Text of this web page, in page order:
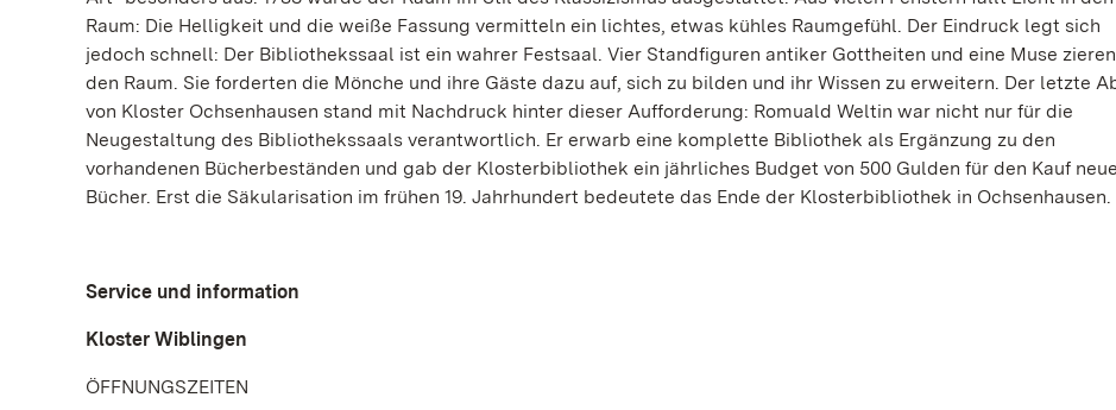
Raum: Die Helligkeit und die weiße Fassung vermitteln ein lichtes, etwas kühles Raumgefühl. Der Eindruck legt sich
jedoch schnell: Der Bibliothekssaal ist ein wahrer Festsaal. Vier Standfiguren antiker Gottheiten und eine Muse zieren
den Raum. Sie forderten die Mönche und ihre Gäste dazu auf, sich zu bilden und ihr Wissen zu erweitern. Der letzte
von Kloster Ochsenhausen stand mit Nachdruck hinter dieser Aufforderung: Romuald Weltin war nicht nur für die
Neugestaltung des Bibliothekssaals verantwortlich. Er erwarb eine komplette Bibliothek als Ergänzung zu den
vorhandenen Bücherbeständen und gab der Klosterbibliothek ein jährliches Budget von 500 Gulden für den Kauf
Bücher. Erst die Säkularisation im frühen 19. Jahrhundert bedeutete das Ende der Klosterbibliothek in Ochsenhausen.
Service und information
Kloster Wiblingen
ÖFFNUNGSZEITEN